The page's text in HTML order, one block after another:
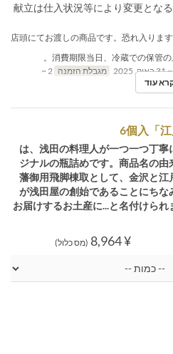
※献立は仕入状況等により変更とな
店頭にてお渡しの商品です。恐れ入りま
消費期限当日、冷蔵での保管の
מגבלת הזמנה
עוד
「江戸三度」は、浅田の料理人が一つ一つ
ジナルの瓶詰めです。商品名の
藩御用飛脚棟取として、金沢と
が浅田屋の創始であることにち
お届けするお土産に...と名付けら
¥ 8,964 (מס כלול)